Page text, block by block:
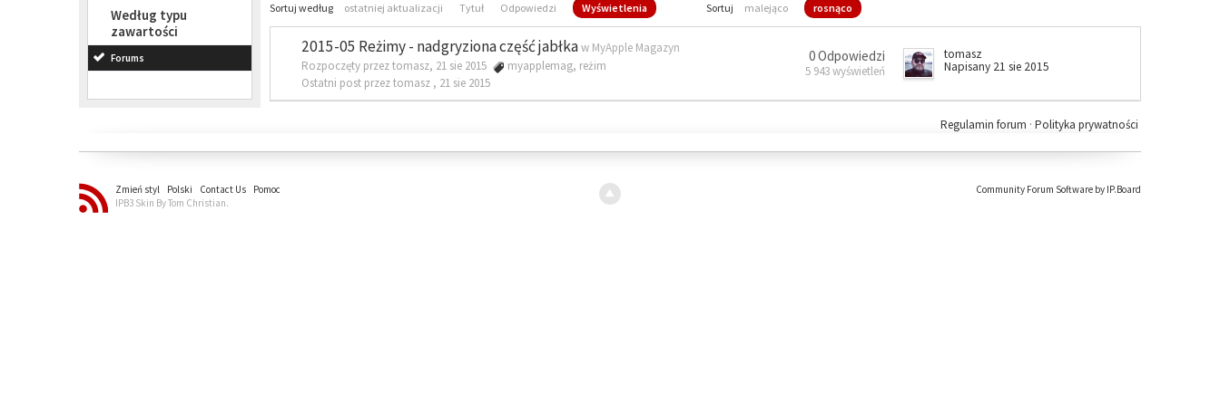
Według typu
zawartości
Forums
Sortuj według ostatniej aktualizacji Tytuł Odpowiedzi Wyświetlenia Sortuj malejąco rosnąco
2015-05 Reżimy - nadgryziona część jabłkaw MyApple Magazyn
Rozpoczęty przez tomasz, 21 sie 2015
myapplemag, reżim
Ostatni post przez tomasz , 21 sie 2015
0 Odpowiedzi
5 943 wyświetleń
tomasz
Napisany 21 sie 2015
Polityka prywatności
Regulamin forum ·
Zmień styl Polski Contact Us
Pomoc
IPB3 Skin By Tom Christian.
Community Forum Software by IP.Board